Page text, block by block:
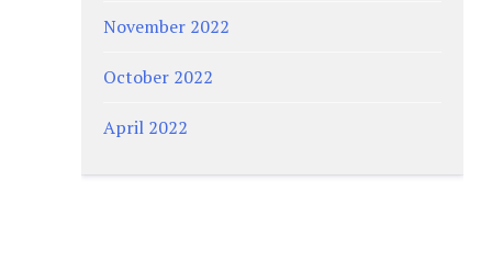
November 2022
October 2022
April 2022